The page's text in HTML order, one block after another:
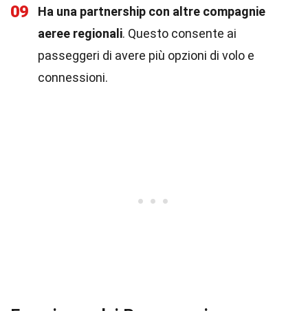
09
Ha una partnership con altre compagnie
aeree regionali. Questo consente ai
passeggeri di avere più opzioni di volo e
connessioni.